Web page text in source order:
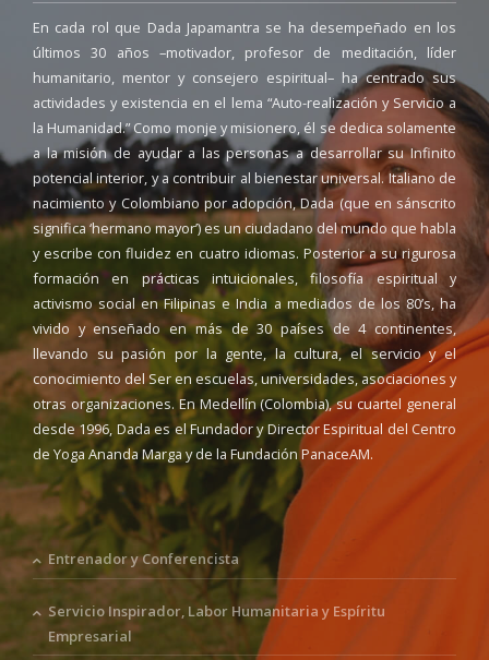
En cada rol que Dada Japamantra se ha desempeñado en los
últimos 30 años –motivador, profesor de meditación, líder
humanitario, mentor y consejero espiritual– ha centrado sus
actividades y existencia en el lema “Auto-realización y Servicio a
la Humanidad.” Como monje y misionero, él se dedica solamente
a la misión de ayudar a las personas a desarrollar su Infinito
potencial interior, y a contribuir al bienestar universal. Italiano de
nacimiento y Colombiano por adopción, Dada (que en sánscrito
significa ‘hermano mayor’) es un ciudadano del mundo que habla
y escribe con fluidez en cuatro idiomas. Posterior a su rigurosa
formación en prácticas intuicionales, filosofía espiritual y
activismo social en Filipinas e India a mediados de los 80’s, ha
vivido y enseñado en más de 30 países de 4 continentes,
llevando su pasión por la gente, la cultura, el servicio y el
conocimiento del Ser en escuelas, universidades, asociaciones y
otras organizaciones. En Medellín (Colombia), su cuartel general
desde 1996, Dada es el Fundador y Director Espiritual del Centro
de Yoga Ananda Marga y de la Fundación PanaceAM.
Entrenador y Conferencista
Servicio Inspirador, Labor Humanitaria y Espíritu
Empresarial